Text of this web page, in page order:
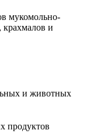
мукомольно-
и
и животных
продуктов